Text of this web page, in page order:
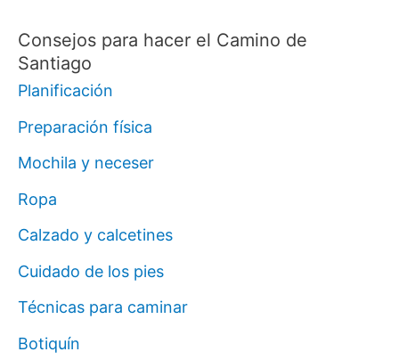
Consejos para hacer el Camino de
Santiago
Planificación
Preparación física
Mochila y neceser
Ropa
Calzado y calcetines
Cuidado de los pies
Técnicas para caminar
Botiquín